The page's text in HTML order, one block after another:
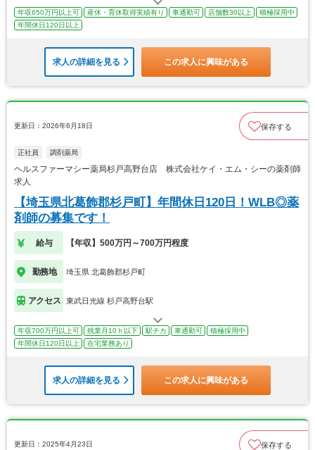
年収650万円以上可 産休・育休取得実績有り 車通勤可 店舗数30以上
積極採用中
年間休日120日以上
求人の詳細を見る この求人に興味がある
更新日：2026年6月18日 保存する
正社員 調剤薬局
ヘルスファーマシー薬局杉戸高野台店 株式会社ケイ・エム・シーの薬剤師
求人
【埼玉県北葛飾郡杉戸町】年間休日120日！WLB◎薬
剤師の募集です！
給与 【年収】500万円～700万円程度
勤務地 埼玉県 北葛飾郡杉戸町
アクセス 東武日光線 杉戸高野台駅
年収700万円以上可 残業月10ｈ以下 駅チカ 車通勤可
積極採用中
年間休日120日以上
在宅業務あり
求人の詳細を見る この求人に興味がある
更新日：2025年4月23日 保存する